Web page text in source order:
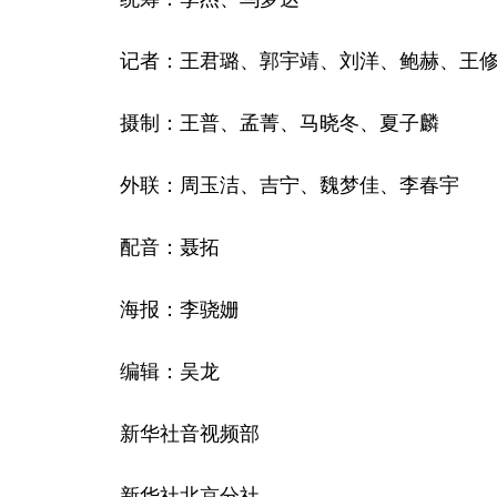
记者：王君璐、郭宇靖、刘洋、鲍赫、王
摄制：王普、孟菁、马晓冬、夏子麟
外联：周玉洁、吉宁、魏梦佳、李春宇
配音：聂拓
海报：李骁姗
编辑：吴龙
新华社音视频部